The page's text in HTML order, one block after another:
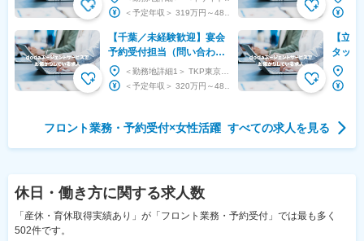
以上◆
【千葉／未経験歓迎】宴会
予約受付担当（問い合わせ
対応～打ち合わせ～手配）
～貸会議室業界No.1～
【立
タッフ
＞年
日制／
フロント業務・予約受付×女性活躍 すべての求人を見る
休日・働き方に関する求人数
「産休・育休取得実績あり」が「フロント業務・予約受付」では最も多く
502件です。